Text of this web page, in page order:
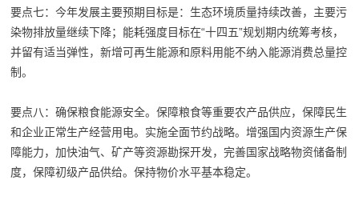
要点七：今年发展主要预期目标是：生态环境质量持续改善，主要污
染物排放量继续下降；能耗强度目标在“十四五”规划期内统筹考核，
并留有适当弹性，新增可再生能源和原料用能不纳入能源消费总量控
制。
要点八：确保粮食能源安全。保障粮食等重要农产品供应，保障民生
和企业正常生产经营用电。实施全面节约战略。增强国内资源生产保
障能力，加快油气、矿产等资源勘探开发，完善国家战略物资储备制
度，保障初级产品供给。保持物价水平基本稳定。